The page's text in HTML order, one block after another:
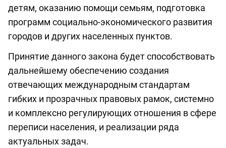
детям, оказанию помощи семьям, подготовка
программ социально-экономического развития
городов и других населенных пунктов.
Принятие данного закона будет способствовать
дальнейшему обеспечению создания
отвечающих международным стандартам
гибких и прозрачных правовых рамок, системно
и комплексно регулирующих отношения в сфере
переписи населения, и реализации ряда
актуальных задач.